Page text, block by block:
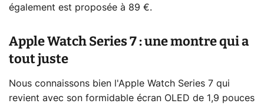
également est proposée à 89 €.
Apple Watch Series 7 : une montre qui a
tout juste
Nous connaissons bien l'Apple Watch Series 7 qui
revient avec son formidable écran OLED de 1,9 pouces